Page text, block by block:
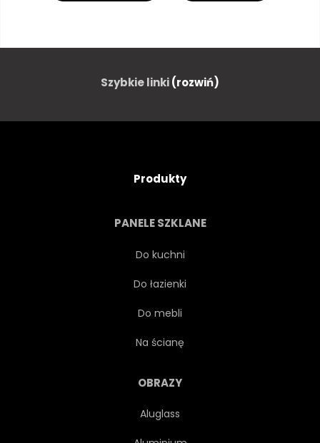
MRÓZ MROŻONE
FUTRO FURRY
DUŻA
NATURALNY
SKANDYNAWIA
Szybkie linki(rozwiń)
Produkty
PANELE SZKLANE
Do kuchni
Do łazienki
Do mebli
Na ścianę
OBRAZY
Aluglass